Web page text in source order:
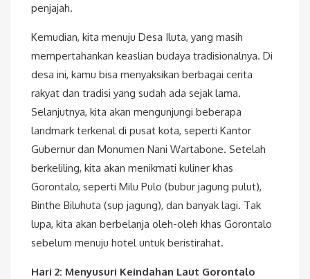
penjajah.
Kemudian, kita menuju Desa Iluta, yang masih
mempertahankan keaslian budaya tradisionalnya. Di
desa ini, kamu bisa menyaksikan berbagai cerita
rakyat dan tradisi yang sudah ada sejak lama.
Selanjutnya, kita akan mengunjungi beberapa
landmark terkenal di pusat kota, seperti Kantor
Gubernur dan Monumen Nani Wartabone. Setelah
berkeliling, kita akan menikmati kuliner khas
Gorontalo, seperti Milu Pulo (bubur jagung pulut),
Binthe Biluhuta (sup jagung), dan banyak lagi. Tak
lupa, kita akan berbelanja oleh-oleh khas Gorontalo
sebelum menuju hotel untuk beristirahat.
Hari 2: Menyusuri Keindahan Laut Gorontalo